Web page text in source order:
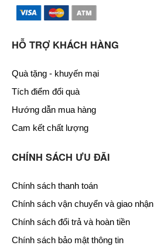
HỖ TRỢ KHÁCH HÀNG
Quà tặng - khuyến mại
Tích điểm đổi quà
Hướng dẫn mua hàng
Cam kết chất lượng
CHÍNH SÁCH ƯU ĐÃI
Chính sách thanh toán
Chính sách vận chuyển và giao nhận
Chính sách đổi trả và hoàn tiền
Chính sách bảo mật thông tin